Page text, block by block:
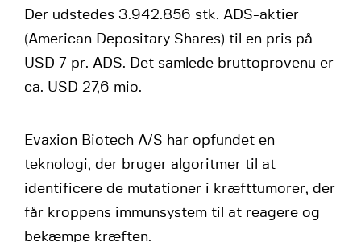
Der udstedes 3.942.856 stk. ADS-aktier
(American Depositary Shares) til en pris på
USD 7 pr. ADS. Det samlede bruttoprovenu er
ca. USD 27,6 mio.
Evaxion Biotech A/S har opfundet en
teknologi, der bruger algoritmer til at
identificere de mutationer i kræfttumorer, der
får kroppens immunsystem til at reagere og
bekæmpe kræften.